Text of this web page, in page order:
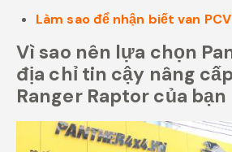
Làm sao để nhận biết van
Vì sao nên lựa chọn
địa chỉ tin cậy nâng
Ranger Raptor của bạn